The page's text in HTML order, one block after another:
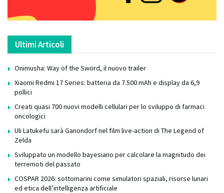
Ultimi Articoli
Onimusha: Way of the Sword, il nuovo trailer
Xiaomi Redmi 17 Series: batteria da 7.500 mAh e display da 6,9
pollici
Creati quasi 700 nuovi modelli cellulari per lo sviluppo di farmaci
oncologici
Uli Latukefu sarà Ganondorf nel film live-action di The Legend of
Zelda
Sviluppato un modello bayesiano per calcolare la magnitudo dei
terremoti del passato
COSPAR 2026: sottomarini come simulatori spaziali, risorse lunari
ed etica dell’intelligenza artificiale